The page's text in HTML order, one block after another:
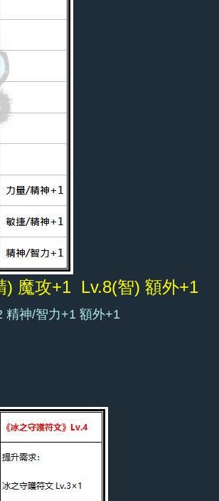
) 魔攻+1 Lv.8(智) 額外+1
精神/智力+1 額外+1